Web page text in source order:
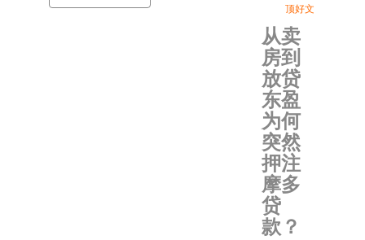
顶好文
从卖
房到
放贷
东盈
为何
突然
押注
摩多
贷
款？